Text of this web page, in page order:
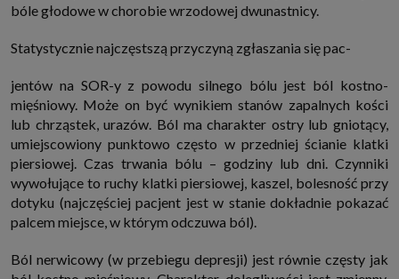
bóle głodowe w chorobie wrzodowej dwunastnicy.
Statystycznie najczęstszą przyczyną zgłaszania się pac-
jentów na SOR-y z powodu silnego bólu jest ból kostno-
mięśniowy. Może on być wynikiem stanów zapalnych kości
lub chrząstek, urazów. Ból ma charakter ostry lub gniotący,
umiejscowiony punktowo często w przedniej ścianie klatki
piersiowej. Czas trwania bólu – godziny lub dni. Czynniki
wywołujące to ruchy klatki piersiowej, kaszel, bolesność przy
dotyku (najczęściej pacjent jest w stanie dokładnie pokazać
palcem miejsce, w którym odczuwa ból).
Ból nerwicowy (w przebiegu depresji) jest równie częsty jak